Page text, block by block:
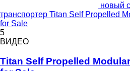
новый
транспортер Titan Self Propelled
for Sale
5
ВИДЕО
Titan Self Propelled